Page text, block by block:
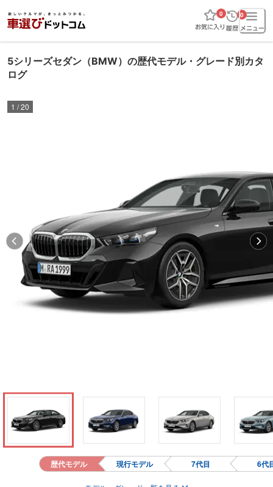
0 0
5シリーズセダン（BMW）の歴代モデル・グレード別カタ
ログ
1 /20
歴代モデル 現行モデル 7代目 6代